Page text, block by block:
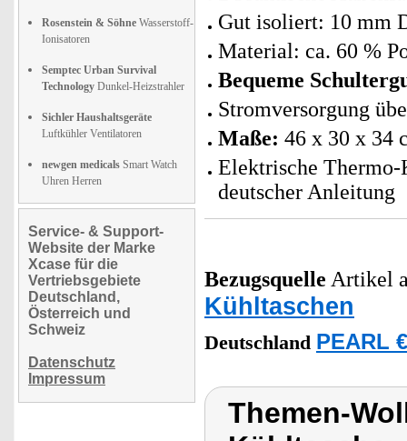
Rosenstein & Söhne Wasserstoff-
Ionisatoren
Semptec Urban Survival
Technology Dunkel-Heizstrahler
Sichler Haushaltsgeräte
Luftkühler Ventilatoren
newgen medicals Smart Watch
Uhren Herren
Service- & Support-
Website der Marke
Xcase für die
Vertriebsgebiete
Deutschland,
Österreich und
Schweiz
Datenschutz
Impressum
Gut isoliert: 10 mm
Material: ca. 60 %
Bequeme
Stromversorgung
Maße: 46 x 30 x 34
Elektrische
deutscher Anleitung
Bezugsquelle Artikel
Kühltaschen
Deutschland PEARL
Themen-